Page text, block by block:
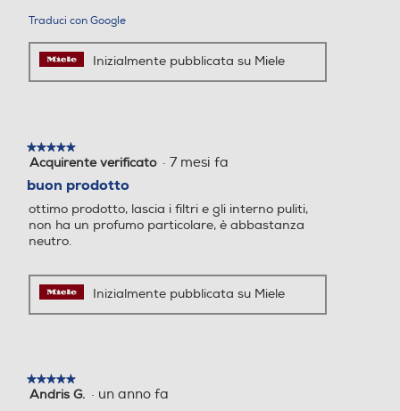
Traduci con Google
Inizialmente pubblicata su Miele
★★★★★
★★★★★
5
5
stelle.
Acquirente verificato · 7 mesi fa
buon prodotto
ottimo prodotto, lascia i filtri e gli interno puliti,
non ha un profumo particolare, è abbastanza
neutro.
Inizialmente pubblicata su Miele
★★★★★
★★★★★
5
Andris G. · un anno fa